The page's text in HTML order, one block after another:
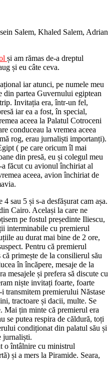
Salem, Khaled Salem, Adrian
și am rămas de-a dreptul
și eu câte ceva.
iar atunci, pe numele meu
partea Guvernului egiptean
Invitația era, într-un fel,
iar ea a fost, în special,
aceea la Palatul Cotroceni
conduceau la vremea aceea
rog, erau jurnaliști importanți).
( pe care oricum îl mai
din presă, eu și colegul meu
a făcut cu avionul închiriat al
aceea, avion închiriat de
sau 5 și s-a desfășurat cam așa.
Cairo. Același la care ne
pe fostul președinte Iliescu,
interminabile cu premierul
au durat mai bine de 2 ore,
Pentru că premierul
primește de la consilierul său
în încăpere, mesaje de la
mesajele și prefera să discute cu
niște invitați foarte, foarte
transmitem premierului Năstase
tractoare și dacii, multe. Se
Mai țin minte că premierul era
se putea respira de căldură, toți
condiționat din palatul său și
jurnaliști.
o întâlnire cu ministrul
și a mers la Piramide. Seara,